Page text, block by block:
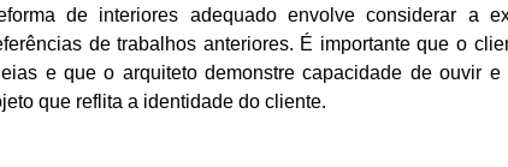
de interiores adequado envolve considerar a
de trabalhos anteriores. É importante que o
e que o arquiteto demonstre capacidade de ouvir e
que reflita a identidade do cliente.